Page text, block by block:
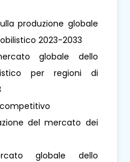
produzione globale
2023-2033
globale dello
per regioni di
del mercato dei
globale dello